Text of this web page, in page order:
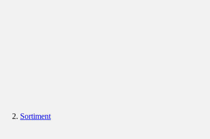
Sortiment